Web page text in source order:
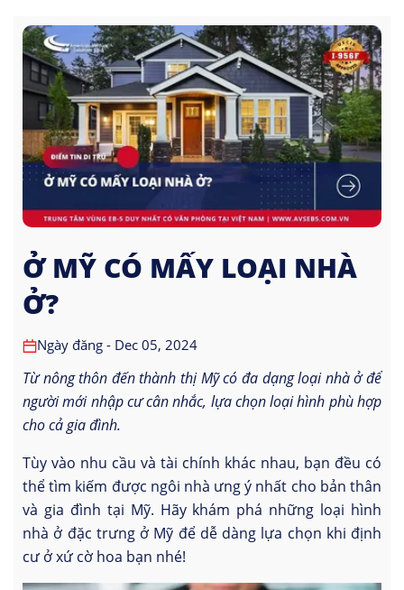
Ở MỸ CÓ MẤY LOẠI NHÀ
Ở?
Ngày đăng - Dec 05, 2024
Từ nông thôn đến thành thị Mỹ có đa dạng loại nhà ở để
người mới nhập cư cân nhắc, lựa chọn loại hình phù hợp
cho cả gia đình.
Tùy vào nhu cầu và tài chính khác nhau, bạn đều có
thể tìm kiếm được ngôi nhà ưng ý nhất cho bản thân
và gia đình tại Mỹ. Hãy khám phá những loại hình
nhà ở đặc trưng ở Mỹ để dễ dàng lựa chọn khi định
cư ở xứ cờ hoa bạn nhé!